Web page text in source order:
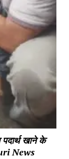
खाने के
News